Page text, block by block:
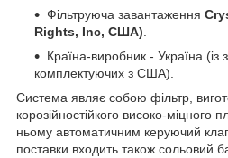
Фільтруюча завантаження
Rights, Inc, США)
Країна-виробник - Україна (із
комплектуючих з США).
Система являє собою фільтр,
корозійностійкого високо-міцного
ньому автоматичним керуючий
поставки входить також сольовий